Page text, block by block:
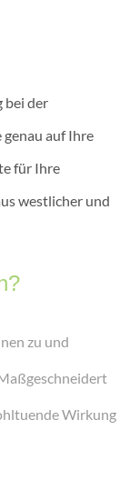
bei der
auf Ihre
für Ihre
westlicher und
zu und
Wirkung